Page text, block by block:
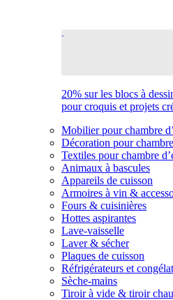
20% sur les blocs à
pour croquis et projets
Mobilier pour chambre
Décoration pour
Textiles pour chambre
Animaux à bascules
Appareils de cuisson
Armoires à vin &
Fours & cuisinières
Hottes aspirantes
Lave-vaisselle
Laver & sécher
Plaques de cuisson
Réfrigérateurs et
Sèche-mains
Tiroir à vide & tiroir